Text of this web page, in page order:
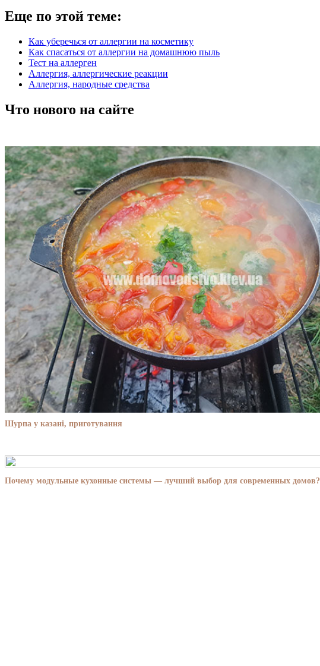
Еще по этой теме:
Как уберечься от аллергии на косметику
Как спасаться от аллергии на домашнюю пыль
Тест на аллерген
Аллергия, аллергические реакции
Аллергия, народные средства
Что нового на сайте
Шурпа у казані, приготування
Почему модульные кухонные системы — лучший выбор для современных домов?